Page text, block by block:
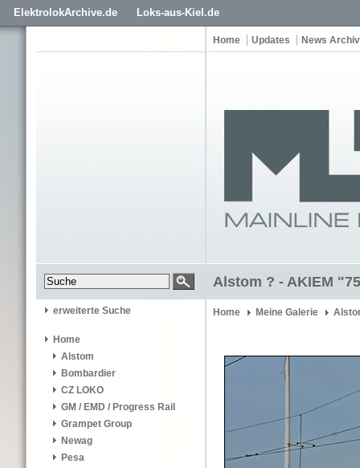
ElektrolokArchive.de Loks-aus-Kiel.de
Home Updates News Archiv
Alstom ? - AKIEM
erweiterte Suche
Home
Alstom
Bombardier
CZ LOKO
GM / EMD / Progress Rail
Grampet Group
Newag
Pesa
Home Meine Galerie